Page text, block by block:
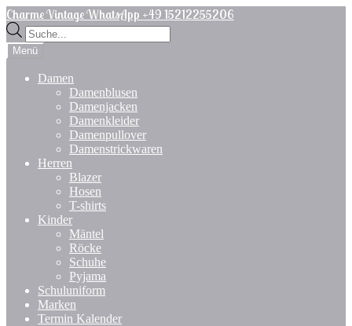
Zur
Navigation
springen
Zum
Inhalt
springen
Charme Vintage WhatsApp +49 15212255206
Products
search
Menü
Damen
Damenblusen
Damenjacken
Damenkleider
Damenpullover
Damenstrickwaren
Herren
Blazer
Hosen
T-shirts
Kinder
Mäntel
Röcke
Schuhe
Pyjama
Schuluniform
Marken
Termin Kalender